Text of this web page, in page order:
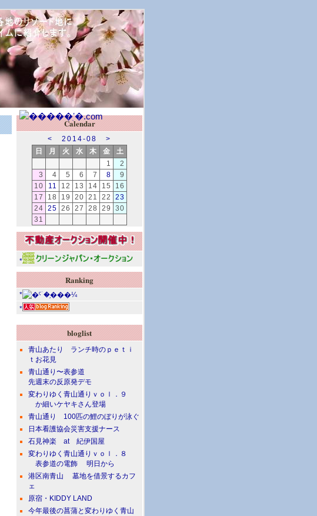
Calendar
< 2014-08
>
日
月 火 水 木 金
土
1
2
3
4 5 6 7 8
9
10
11 12 13 14 15
16
17
18 19 20 21 22
23
24 25 26 27 28 29
30
31
*
Ranking
*
*
bloglist
青山あたり ランチ時のｐｅｔｉ
ｔお花見
青山通り〜表参道
先週末の反原発デモ
変わりゆく青山通りｖｏｌ．９
か細いケヤキさん登場
青山通り 100匹の鯉のぼりが泳ぐ
日本看護協会災害支援ナース
石見神楽 at 紀伊国屋
変わりゆく青山通りｖｏｌ．８
表参道の電飾 明日から
港区南青山 墓地を借景するカフ
ェ
原宿・KIDDY LAND
今年最後の菖蒲と変わりゆく青山